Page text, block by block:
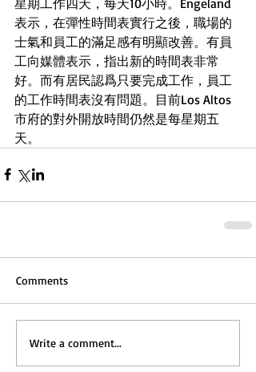
表示，在彈性時間表實行之後，職場的
士氣和員工的滿足感有明顯改善。有員
工向媒體表示，指出新的時間表非常
好。而有居民認爲只要完成工作，員工
的工作時間表沒有問題。目前Los Altos
市府的對外開放時間仍然是每星期五
天。
Comments
Write a comment...